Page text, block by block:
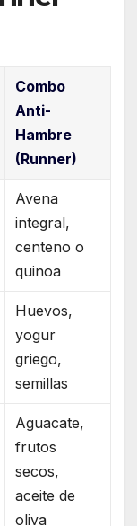
Combo
Anti-
Hambre
(Runner)
Avena
integral,
centeno o
quinoa
Huevos,
yogur
griego,
semillas
Aguacate,
frutos
secos,
aceite de
oliva